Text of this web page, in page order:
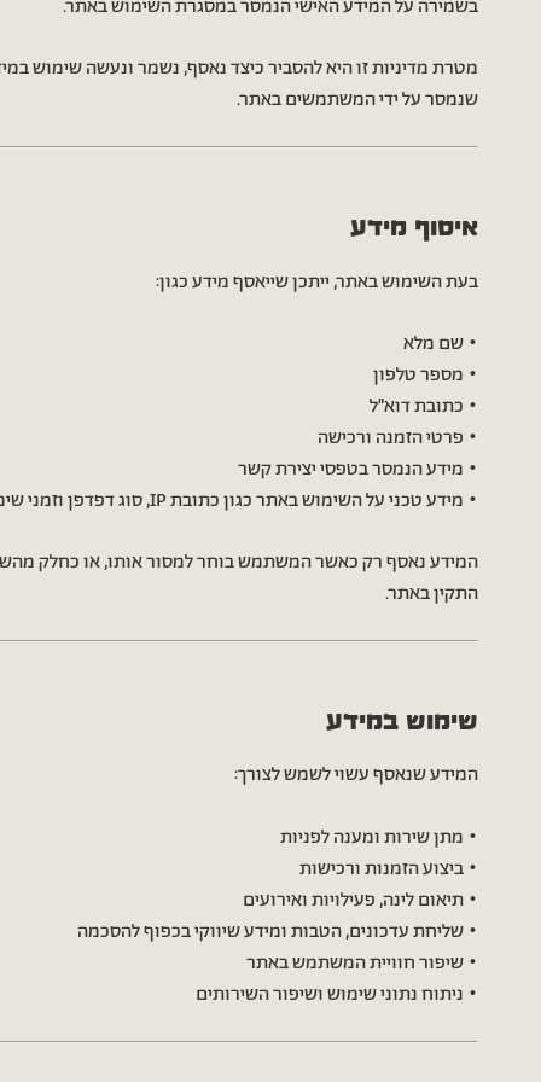
בשמירה על המידע האישי הנמסר במסגרת השימוש באתר.
מטרת מדיניות זו היא להסביר כיצד נאסף, נשמר ונעשה שימוש
שנמסר על ידי המשתמשים באתר.
איסוף מידע
בעת השימוש באתר, ייתכן שייאסף מידע כגון:
• שם מלא
• מספר טלפון
• כתובת דוא״ל
• פרטי הזמנה ורכישה
• מידע הנמסר בטפסי יצירת קשר
• מידע טכני על השימוש באתר כגון כתובת IP, סוג דפדפן וזמני שימוש
המידע נאסף רק כאשר המשתמש בוחר למסור אותו, או כחלק
התקין באתר.
שימוש במידע
המידע שנאסף עשוי לשמש לצורך:
• מתן שירות ומענה לפניות
• ביצוע הזמנות ורכישות
• תיאום לינה, פעילויות ואירועים
• שליחת עדכונים, הטבות ומידע שיווקי בכפוף להסכמה
• שיפור חוויית המשתמש באתר
• ניתוח נתוני שימוש ושיפור השירותים